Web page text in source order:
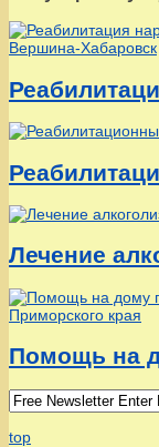
Лечение
Помощь на
top